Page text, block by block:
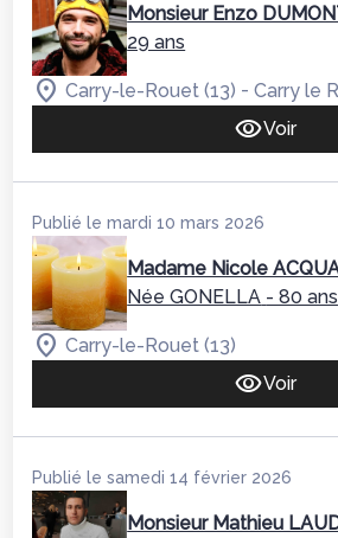
Monsieur Enzo
29 ans
Carry-le-Rouet (13) -Carry le
Voir
Publié le mardi 10 mars 2026
Madame Nicole
Née GONELLA - 80 ans
Carry-le-Rouet (13)
Voir
Publié le samedi 14 février 2026
Monsieur Mathieu